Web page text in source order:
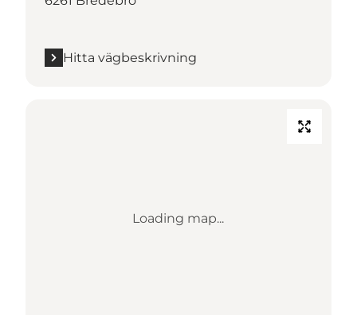
Hitta vägbeskrivning
Loading map...